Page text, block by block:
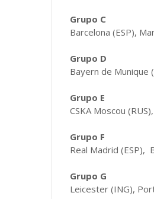
Grupo C
Barcelona (ESP),
Grupo D
Bayern de Munique
Grupo E
CSKA Moscou
Grupo F
Real Madrid (ESP),
Grupo G
Leicester (ING),